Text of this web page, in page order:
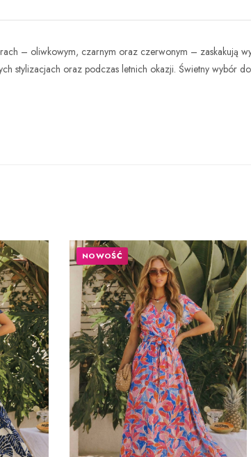
– oliwkowym, czarnym oraz czerwonym – zaskakują
stylizacjach oraz podczas letnich okazji. Świetny wybór
NOWOŚĆ